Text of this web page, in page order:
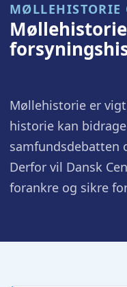
MØLLEHISTORIE
Møllehistorie er
historie kan
samfundsdebatten
Derfor vil Dansk
forankre og sikre